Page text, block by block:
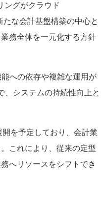
グがクラウド
な会計基盤構築の中心と
務全体を一元化する方針
への依存や複雑な運用が
システムの持続性向上と
を予定しており、会計業
これにより、従来の定型
へリソースをシフトでき